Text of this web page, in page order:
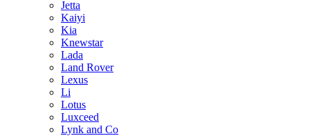
Jetta
Kaiyi
Kia
Knewstar
Lada
Land Rover
Lexus
Li
Lotus
Luxceed
Lynk and Co